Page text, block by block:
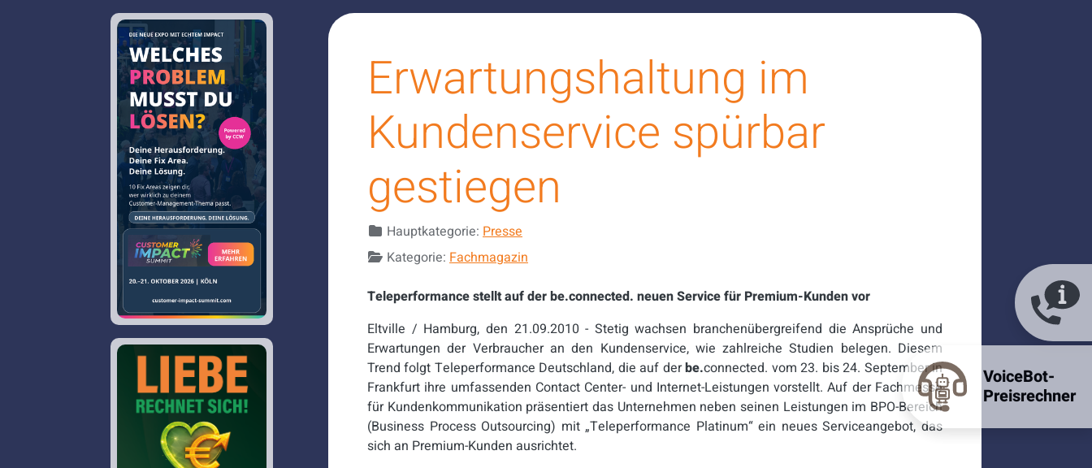
Erwartungshaltung im
Kundenservice spürbar
gestiegen
DetailsHauptkategorie: Presse
Kategorie: Fachmagazin
Teleperformance stellt auf der be.connected. neuen Service für Premium-Kunden vor
Eltville / Hamburg, den 21.09.2010 - Stetig wachsen branchenübergreifend die Ansprüche und
Erwartungen der Verbraucher an den Kundenservice, wie zahlreiche Studien belegen. Diesem
Trend folgt Teleperformance Deutschland, die auf derbe.connected. vom 23. bis 24. September in
Frankfurt ihre umfassenden Contact Center- und Internet-Leistungen vorstellt. Auf der Fachmesse
für Kundenkommunikation präsentiert das Unternehmen neben seinen Leistungen im BPO-Bereich
(Business Process Outsourcing) mit „Teleperformance Platinum“ ein neues Serviceangebot, das
sich an Premium-Kunden ausrichtet.
VoiceBot-
Preisrechner